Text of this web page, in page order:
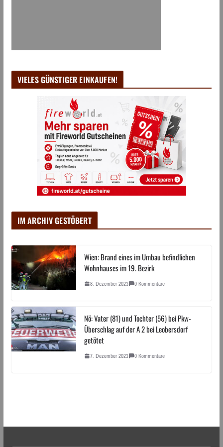
VIELES GÜNSTIGER EINKAUFEN!
IM ARCHIV GESTÖBERT
Wien: Brand eines im Umbau befindlichen
Wohnhauses im 19. Bezirk
8. Dezember 2023 0 Kommentare
Nö: Vater (81) und Tochter (56) bei Pkw-
Überschlag auf der A 2 bei Leobersdorf
getötet
7. Dezember 2023 0 Kommentare